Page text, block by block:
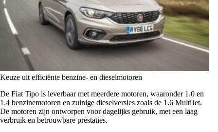
Keuze uit efficiënte benzine- en dieselmotoren
De Fiat Tipo is leverbaar met meerdere motoren, waaronder 1.0 en
1.4 benzinemotoren en zuinige dieselversies zoals de 1.6 MultiJet.
De motoren zijn ontworpen voor dagelijks gebruik, met een laag
verbruik en betrouwbare prestaties.